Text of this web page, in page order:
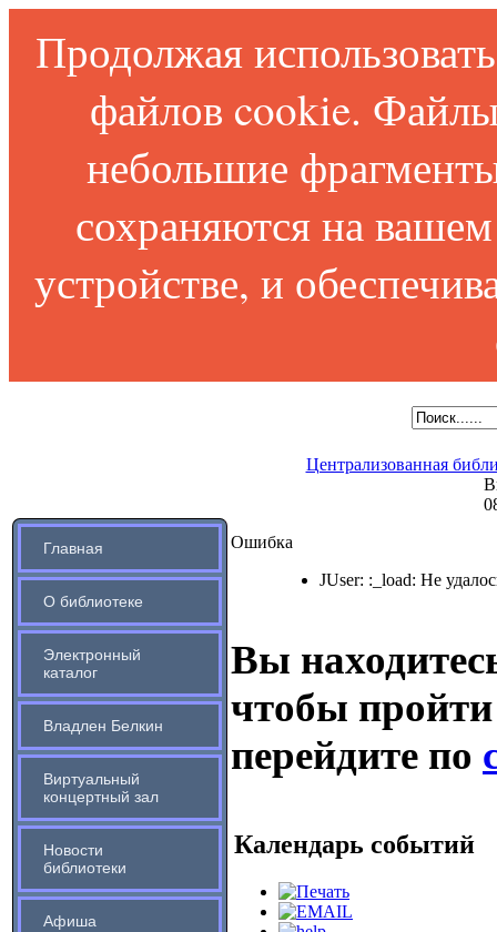
Продолжая
файлов cookie.
небольшие
сохраняются на
устройстве, и
Централизованная
Главная
О библиотеке
Электронный
каталог
Владлен Белкин
Виртуальный
концертный зал
Новости
библиотеки
Афиша
Ошибка
JUser: :_load: Не
Вы
чтобы
перейдите по
Календарь событий